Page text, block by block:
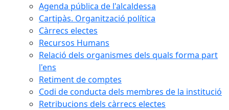
Agenda pública de l'alcaldessa
Cartipàs. Organització política
Càrrecs electes
Recursos Humans
Relació dels organismes dels quals forma part
l'ens
Retiment de comptes
Codi de conducta dels membres de la institució
Retribucions dels càrrecs electes